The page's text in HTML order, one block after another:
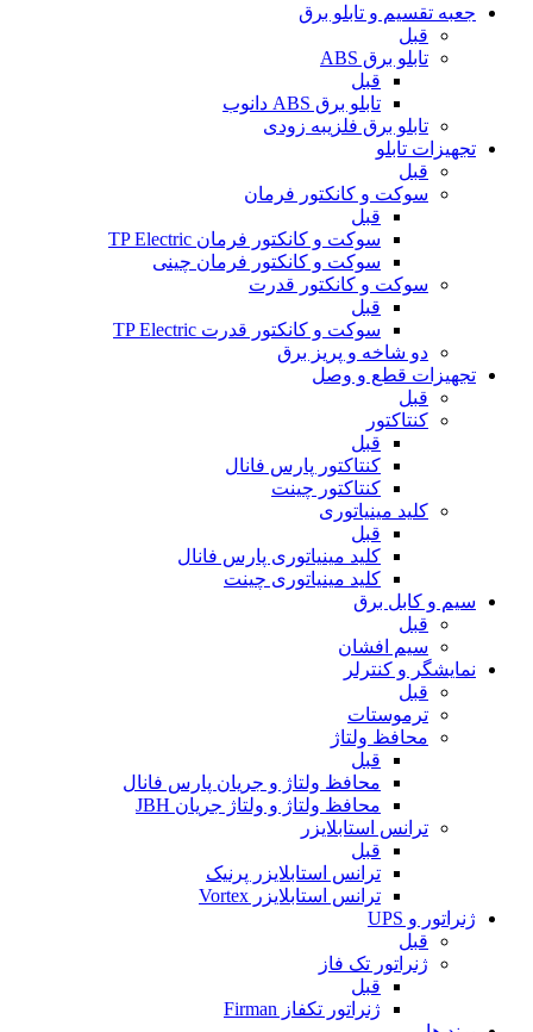
جعبه تقسیم و تابلو برق
قبل
تابلو برق ABS
قبل
تابلو برق ABS دانوب
تابلو برق فلزیبه زودی
تجهیزات تابلو
قبل
سوکت و کانکتور فرمان
قبل
سوکت و کانکتور فرمان TP Electric
سوکت و کانکتور فرمان چینی
سوکت و کانکتور قدرت
قبل
سوکت و کانکتور قدرت TP Electric
دو شاخه و پریز برق
تجهیزات قطع و وصل
قبل
کنتاکتور
قبل
کنتاکتور پارس فانال
کنتاکتور چینت
کلید مینیاتوری
قبل
کلید مینیاتوری پارس فانال
کلید مینیاتوری چینت
سیم و کابل برق
قبل
سیم افشان
نمایشگر و کنترلر
قبل
ترموستات
محافظ ولتاژ
قبل
محافظ ولتاژ و جریان پارس فانال
محافظ ولتاژ و ولتاژ جریان JBH
ترانس استابلایزر
قبل
ترانس استابلایزر پرنیک
ترانس استابلایزر Vortex
ژنراتور و UPS
قبل
ژنراتور تک فاز
قبل
ژنراتور تکفاز Firman